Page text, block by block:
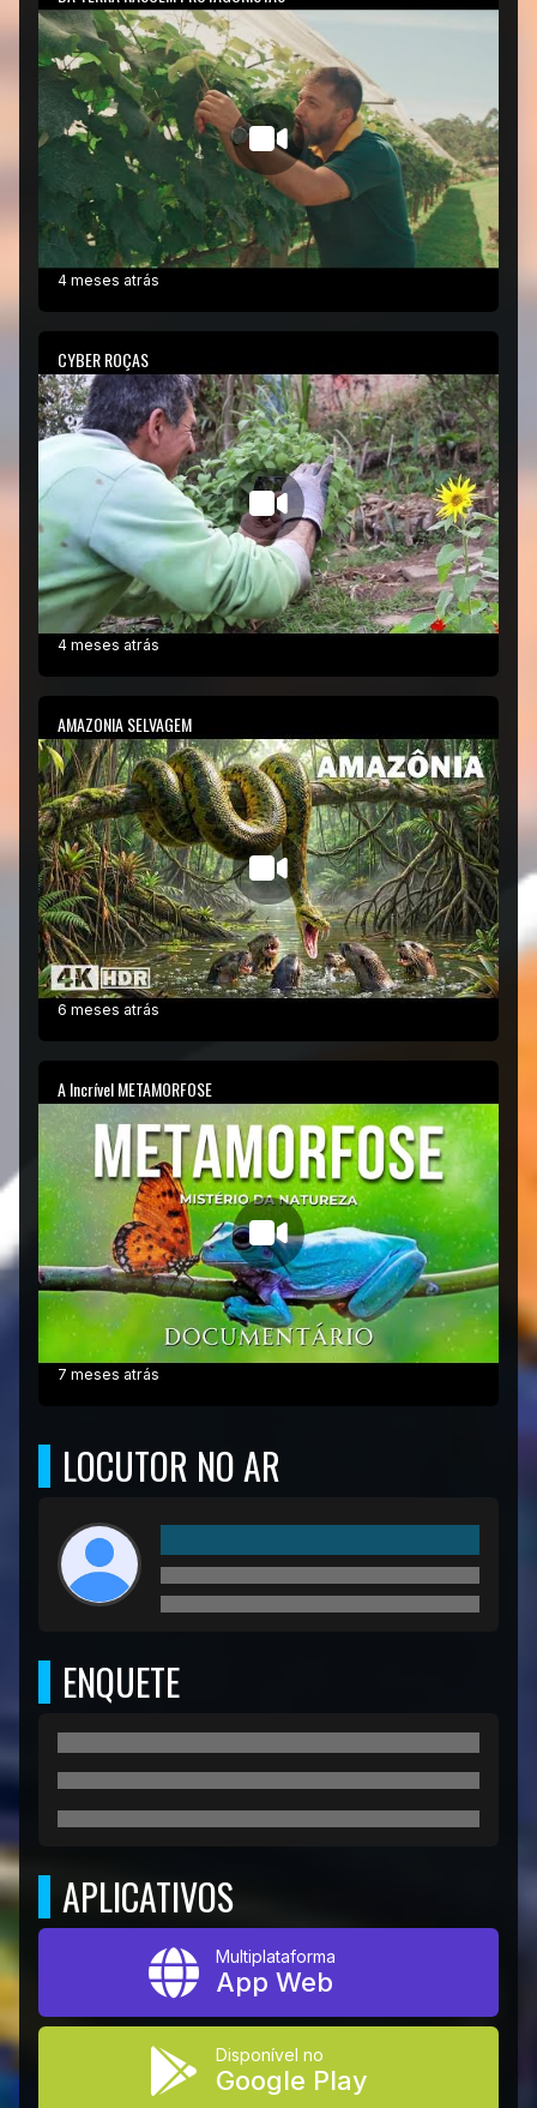
4 meses atrás
CYBER ROÇAS
4 meses atrás
AMAZONIA SELVAGEM
6 meses atrás
A Incrível METAMORFOSE
7 meses atrás
LOCUTOR NO AR
ENQUETE
APLICATIVOS
Multiplataforma
App Web
Disponível no
Google Play